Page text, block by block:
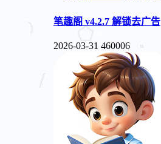
笔趣阁 v4.2.7 解锁去广告
2026-03-31 460006